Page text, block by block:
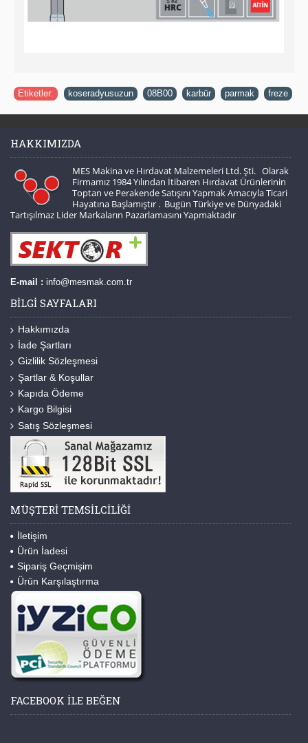
Etiketler: koseradyusuzun 08B00 karbür parmak freze
HAKKIMIZDA
MES Makina ve Hırdavat Malzemeleri Ltd. Şti. Olarak
Firmamız 1984 Yılından İtibaren Hırdavat Ürünlerinin
Toptan ve Perakende Satışını Yapmak Amacıyla Ticari
Hayatına Başlamıştır . Bugün Türkiye ve Dünyadaki
Tartışılmaz Lider Markaların Pazarlamasını Yapmaktadır
E-mail : info@mesmak.com.tr
BILGI SAYFALARI
Hakkımızda
İade Şartları
Gizlilik Sözleşmesi
Şartlar & Koşullar
Kapıda Ödeme
Kargo Bilgisi
Satış Sözleşmesi
MÜŞTERI TEMSILCILIĞI
İletişim
Ürün İadesi
Sipariş Geçmişim
Ürün Karşılaştırma
FACEBOOK ILE BEĞEN